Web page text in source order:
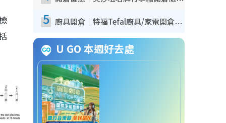
5 廚具開倉｜特福Tefal廚具/家電開倉低至3折！$220起買平底鍋/炒鑊/湯煲！電飯煲/吸塵機/燙斗$418起
U GO 本週好去處